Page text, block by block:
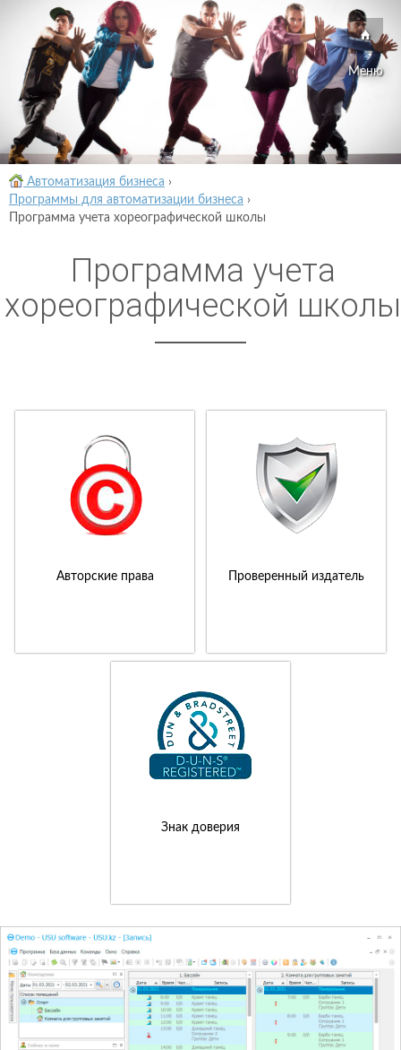
Меню
Автоматизация бизнеса ›
Программы для автоматизации бизнеса ›
Программа учета хореографической школы
Программа учета
хореографической школы
Авторские права Проверенный издатель
Знак доверия